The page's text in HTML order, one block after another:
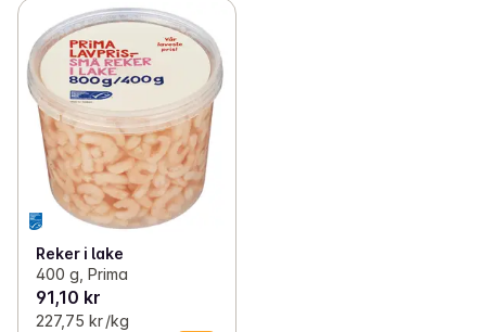
Reker i lake
400 g, Prima
91,10 kr
227,75 kr /kg